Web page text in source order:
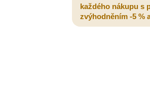
každého nákupu s
zvýhodněním -5 %